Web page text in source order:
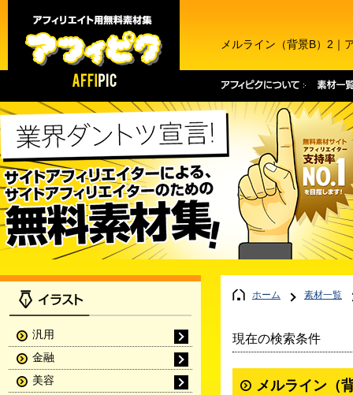
メルライン（背景B）2｜
ホーム 素材一覧
現在の検索条件
メルライン（
汎用
金融
美容